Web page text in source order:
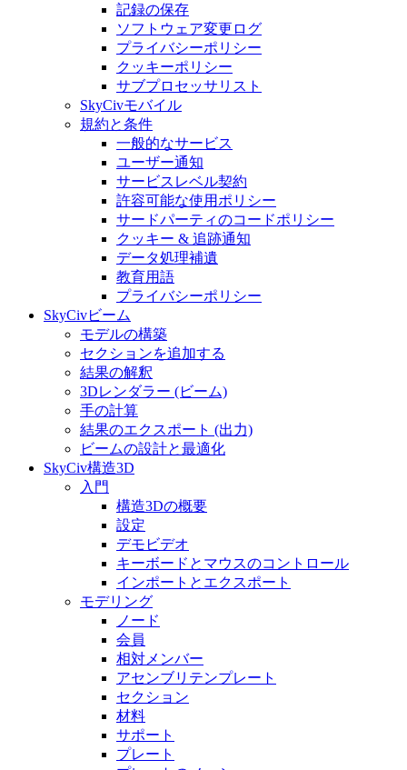
記録の保存
ソフトウェア変更ログ
プライバシーポリシー
クッキーポリシー
サブプロセッサリスト
SkyCivモバイル
規約と条件
一般的なサービス
ユーザー通知
サービスレベル契約
許容可能な使用ポリシー
サードパーティのコードポリシー
クッキー & 追跡通知
データ処理補遺
教育用語
プライバシーポリシー
SkyCivビーム
モデルの構築
セクションを追加する
結果の解釈
3Dレンダラー (ビーム)
手の計算
結果のエクスポート (出力)
ビームの設計と最適化
SkyCiv構造3D
入門
構造3Dの概要
設定
デモビデオ
キーボードとマウスのコントロール
インポートとエクスポート
モデリング
ノード
会員
相対メンバー
アセンブリテンプレート
セクション
材料
サポート
プレート